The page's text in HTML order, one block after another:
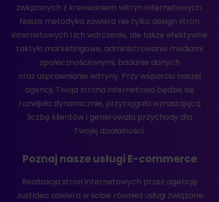
związanych z kreowaniem witryn internetowych.
Nasza metodyka zawiera nie tylko design stron
internetowych i ich wdrożenie, ale także efektywne
taktyki marketingowe, administrowanie mediami
społecznościowymi, badanie danych
oraz usprawnianie witryny. Przy wsparciu naszej
agencji, Twoja strona internetowa będzie się
rozwijała dynamicznie, przyciągała wzrastającą
liczbę klientów i generowała przychody dla
Twojej działalności.
Poznaj nasze usługi E-commerce
Realizacja stron internetowych przez agencję
JustIdea zawiera w sobie również usługi związane